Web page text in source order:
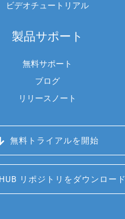
ビデオチュートリアル
製品サポート
無料サポート
ブログ
リリースノート
無料トライアルを開始
リポジトリをダウンロード